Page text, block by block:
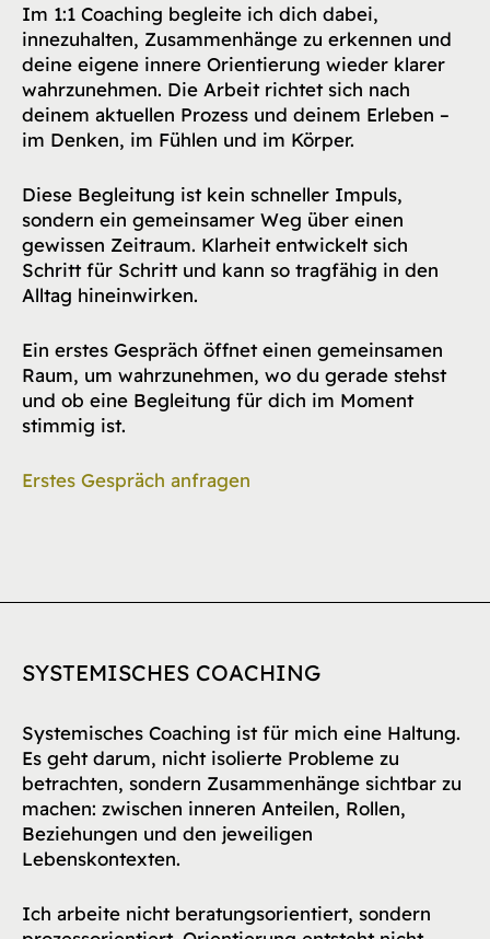
Im 1:1 Coaching begleite ich dich dabei,
innezuhalten, Zusammenhänge zu erkennen und
deine eigene innere Orientierung wieder klarer
wahrzunehmen. Die Arbeit richtet sich nach
deinem aktuellen Prozess und deinem Erleben –
im Denken, im Fühlen und im Körper.
Diese Begleitung ist kein schneller Impuls,
sondern ein gemeinsamer Weg über einen
gewissen Zeitraum. Klarheit entwickelt sich
Schritt für Schritt und kann so tragfähig in den
Alltag hineinwirken.
Ein erstes Gespräch öffnet einen gemeinsamen
Raum, um wahrzunehmen, wo du gerade stehst
und ob eine Begleitung für dich im Moment
stimmig ist.
Erstes Gespräch anfragen
SYSTEMISCHES COACHING
Systemisches Coaching ist für mich eine Haltung.
Es geht darum, nicht isolierte Probleme zu
betrachten, sondern Zusammenhänge sichtbar zu
machen: zwischen inneren Anteilen, Rollen,
Beziehungen und den jeweiligen
Lebenskontexten.
Ich arbeite nicht beratungsorientiert, sondern